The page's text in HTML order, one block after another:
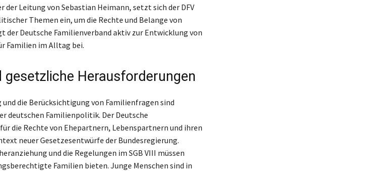
der Leitung von Sebastian Heimann, setzt sich der DFV
Themen ein, um die Rechte und Belange von
der Deutsche Familienverband aktiv zur Entwicklung von
Familien im Alltag bei.
gesetzliche Herausforderungen
die Berücksichtigung von Familienfragen sind
deutschen Familienpolitik. Der Deutsche
die Rechte von Ehepartnern, Lebenspartnern und ihren
neuer Gesetzesentwürfe der Bundesregierung.
und die Regelungen im SGB VIII müssen
Familien bieten. Junge Menschen sind in